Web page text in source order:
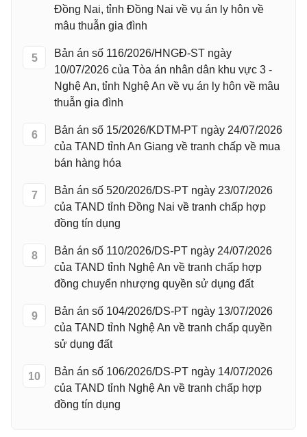
Đồng Nai, tỉnh Đồng Nai về vụ án ly hôn về
mâu thuẫn gia đình
5
Bản án số 116/2026/HNGĐ-ST ngày
10/07/2026 của Tòa án nhân dân khu vực 3 -
Nghệ An, tỉnh Nghệ An về vụ án ly hôn về mâu
thuẫn gia đình
6
Bản án số 15/2026/KDTM-PT ngày 24/07/2026
của TAND tỉnh An Giang về tranh chấp về mua
bán hàng hóa
7
Bản án số 520/2026/DS-PT ngày 23/07/2026
của TAND tỉnh Đồng Nai về tranh chấp hợp
đồng tín dụng
8
Bản án số 110/2026/DS-PT ngày 24/07/2026
của TAND tỉnh Nghệ An về tranh chấp hợp
đồng chuyển nhượng quyền sử dụng đất
9
Bản án số 104/2026/DS-PT ngày 13/07/2026
của TAND tỉnh Nghệ An về tranh chấp quyền
sử dụng đất
10
Bản án số 106/2026/DS-PT ngày 14/07/2026
của TAND tỉnh Nghệ An về tranh chấp hợp
đồng tín dụng